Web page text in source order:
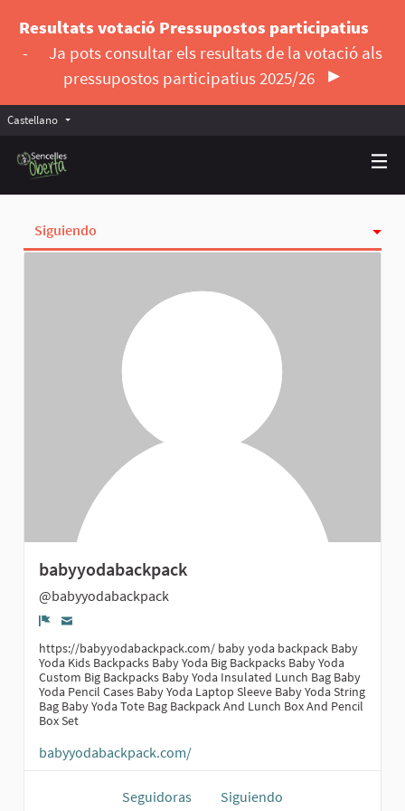
Resultats votació Pressupostos participatius
-
Ja pots consultar els resultats de la votació als
pressupostos participatius 2025/26
Castellano Triar la llengua
Siguiendo
babyyodabackpack
@babyyodabackpack
Denunciar
https://babyyodabackpack.com/ baby yoda backpack Baby
Yoda Kids Backpacks Baby Yoda Big Backpacks Baby Yoda
Custom Big Backpacks Baby Yoda Insulated Lunch Bag Baby
Yoda Pencil Cases Baby Yoda Laptop Sleeve Baby Yoda String
Bag Baby Yoda Tote Bag Backpack And Lunch Box And Pencil
Box Set
babyyodabackpack.com/
Seguidoras Siguiendo